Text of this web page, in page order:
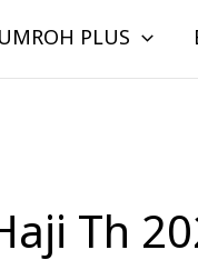
UMROH PLUS
Th